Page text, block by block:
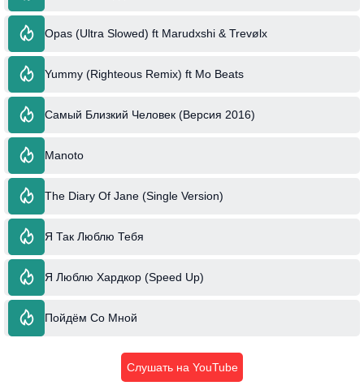
Opas (Ultra Slowed) ft Marudxshi & Trevølx
Yummy (Righteous Remix) ft Mo Beats
Самый Близкий Человек (Версия 2016)
Manoto
The Diary Of Jane (Single Version)
Я Так Люблю Тебя
Я Люблю Хардкор (Speed Up)
Пойдём Со Мной
Слушать на YouTube